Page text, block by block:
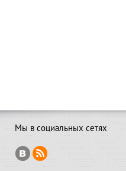
Мы в социальных сетях